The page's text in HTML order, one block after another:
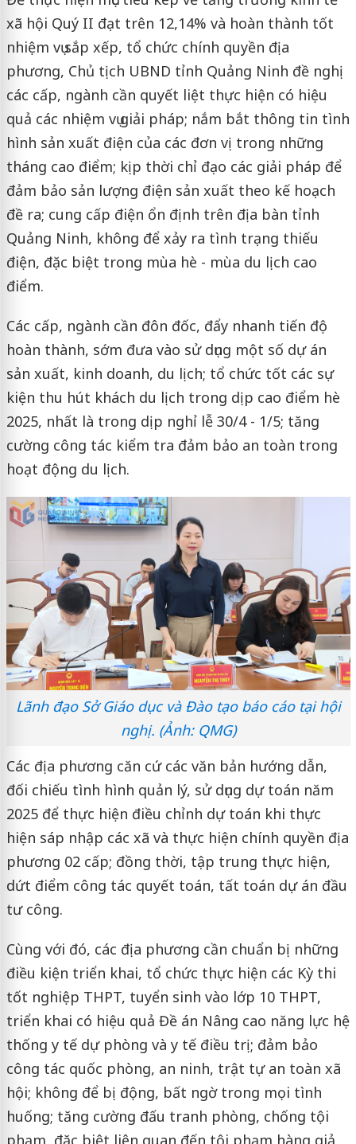
xã hội Quý II đạt trên 12,14% và hoàn thành tốt
nhiệm vụ sắp xếp, tổ chức chính quyền địa
phương, Chủ tịch UBND tỉnh Quảng Ninh đề nghị
các cấp, ngành cần quyết liệt thực hiện có hiệu
quả các nhiệm vụ giải pháp; nắm bắt thông tin tình
hình sản xuất điện của các đơn vị trong những
tháng cao điểm; kịp thời chỉ đạo các giải pháp để
đảm bảo sản lượng điện sản xuất theo kế hoạch
đề ra; cung cấp điện ổn định trên địa bàn tỉnh
Quảng Ninh, không để xảy ra tình trạng thiếu
điện, đặc biệt trong mùa hè - mùa du lịch cao
điểm.
Các cấp, ngành cần đôn đốc, đẩy nhanh tiến độ
hoàn thành, sớm đưa vào sử dụng một số dự án
sản xuất, kinh doanh, du lịch; tổ chức tốt các sự
kiện thu hút khách du lịch trong dịp cao điểm hè
2025, nhất là trong dịp nghỉ lễ 30/4 - 1/5; tăng
cường công tác kiểm tra đảm bảo an toàn trong
hoạt động du lịch.
Lãnh đạo Sở Giáo dục và Đào tạo báo cáo tại hội
nghị. (Ảnh: QMG)
Các địa phương căn cứ các văn bản hướng dẫn,
đối chiếu tình hình quản lý, sử dụng dự toán năm
2025 để thực hiện điều chỉnh dự toán khi thực
hiện sáp nhập các xã và thực hiện chính quyền địa
phương 02 cấp; đồng thời, tập trung thực hiện,
dứt điểm công tác quyết toán, tất toán dự án đầu
tư công.
Cùng với đó, các địa phương cần chuẩn bị những
điều kiện triển khai, tổ chức thực hiện các Kỳ thi
tốt nghiệp THPT, tuyển sinh vào lớp 10 THPT,
triển khai có hiệu quả Đề án Nâng cao năng lực hệ
thống y tế dự phòng và y tế điều trị; đảm bảo
công tác quốc phòng, an ninh, trật tự an toàn xã
hội; không để bị động, bất ngờ trong mọi tình
huống; tăng cường đấu tranh phòng, chống tội